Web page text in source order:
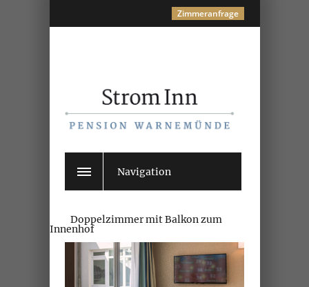
Zimmeranfrage
Navigation
Doppelzimmer mit Balkon zum
Innenhof